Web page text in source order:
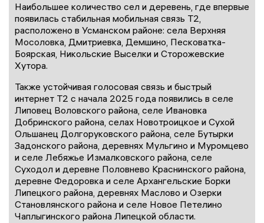
Наибольшее количество сел и деревень, где впервые
появилась стабильная мобильная связь Т2,
расположено в Усманском районе: села Верхняя
Мосоловка, Дмитриевка, Демшино, Песковатка-
Боярская, Никольские Выселки и Сторожевские
Хутора.
Также устойчивая голосовая связь и быстрый
интернет Т2 с начала 2025 года появились в селе
Липовец Воловского района, селе Ивановка
Добринского района, селах Новотроицкое и Сухой
Ольшанец Долгоруковского района, селе Бутырки
Задонского района, деревнях Мульгино и Муромцево
и селе Лебяжье Измалковского района, селе
Суходол и деревне Половнево Краснинского района,
деревне Федоровка и селе Архангельские Борки
Липецкого района, деревнях Маслово и Озерки
Становлянского района и селе Новое Петелино
Чаплыгинского района Липецкой области.